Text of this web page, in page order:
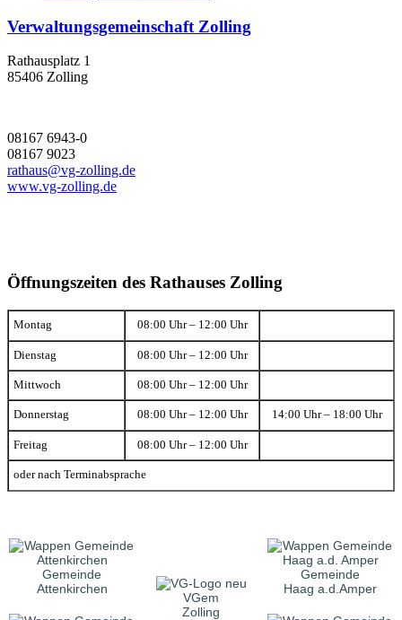
Verwaltungsgemeinschaft Zolling
Rathausplatz 1
85406 Zolling
08167 6943-0
08167 9023
rathaus@vg-zolling.de
www.vg-zolling.de
Öffnungszeiten des Rathauses Zolling
Montag 08:00 Uhr – 12:00 Uhr
Dienstag 08:00 Uhr – 12:00 Uhr
Mittwoch 08:00 Uhr – 12:00 Uhr
Donnerstag 08:00 Uhr – 12:00 Uhr 14:00 Uhr – 18:00 Uhr
Freitag 08:00 Uhr – 12:00 Uhr
oder nach Terminabsprache
Gemeinde
Attenkirchen
VGem
Zolling
Gemeinde
Haag a.d.Amper